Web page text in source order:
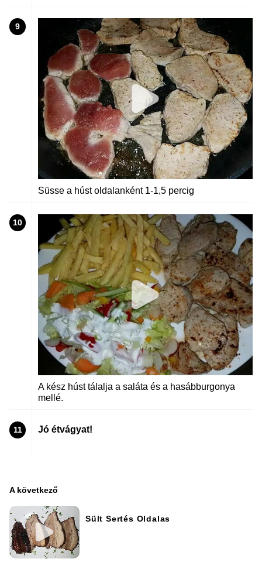
9
Süsse a húst oldalanként 1-1,5 percig
10
A kész húst tálalja a saláta és a hasábburgonya
mellé.
11 Jó étvágyat!
A következő
Sült Sertés Oldalas